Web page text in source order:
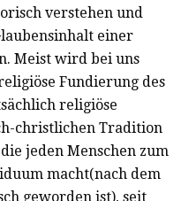
verstehen und
einer
Meist wird bei uns
Fundierung des
religiöse
christlichen Tradition
jeden Menschen zum
macht(nach dem
geworden ist), seit